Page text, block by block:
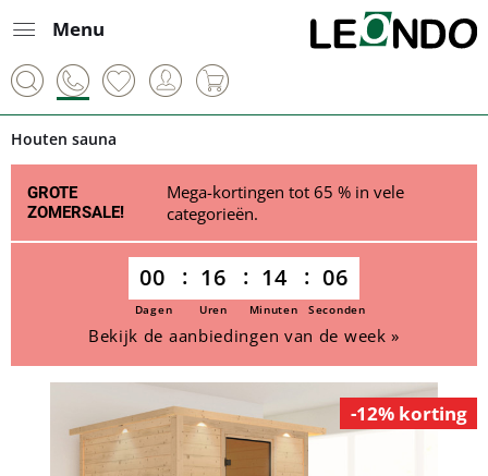
Menu
Houten sauna
GROTE
ZOMERSALE!
Mega-kortingen tot 65 % in vele
categorieën.
00 16 14 06
Dagen Uren Minuten Seconden
Bekijk de aanbiedingen van de week »
-12% korting